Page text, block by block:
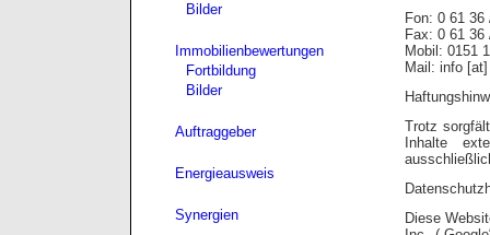
Bilder
Immobilienbewertungen
Fortbildung
Bilder
Auftraggeber
Energieausweis
Synergien
Fon: 0 61 36
Fax: 0 61 36
Mobil: 0151
Mail: info
Trotz
Inhalte
Diese